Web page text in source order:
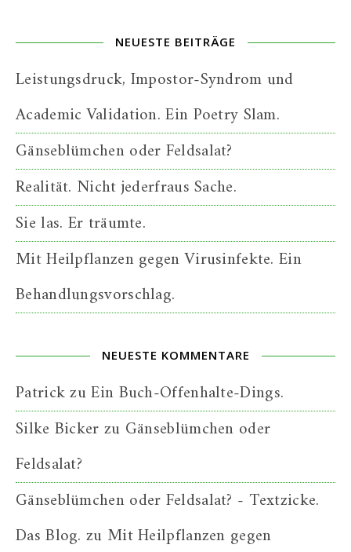
NEUESTE BEITRÄGE
Leistungsdruck, Impostor-Syndrom und
Academic Validation. Ein Poetry Slam.
Gänseblümchen oder Feldsalat?
Realität. Nicht jederfraus Sache.
Sie las. Er träumte.
Mit Heilpflanzen gegen Virusinfekte. Ein
Behandlungsvorschlag.
NEUESTE KOMMENTARE
PatrickzuEin Buch-Offenhalte-Dings.
Silke Bickerzu Gänseblümchen oder
Feldsalat?
Gänseblümchen oder Feldsalat? - Textzicke.
Das Blog. zu Mit Heilpflanzen gegen